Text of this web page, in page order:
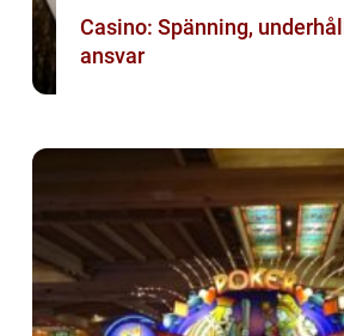
Casino: Spänning,
ansvar